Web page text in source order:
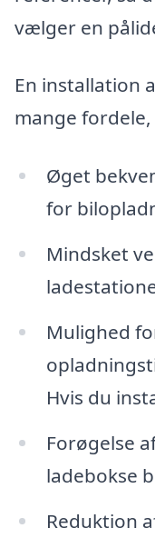
vælger en
En installation
mange
Øget
for
Mindsket
Mulighed
Hvis du
Forøgelse
ladebokse
Reduktion